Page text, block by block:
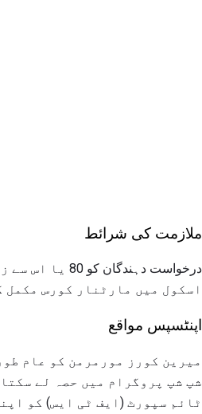
ملازمت کی شرائط
درخواست
اسکول میں مارٹنار کورس مکمل
اپنٹسپس مواقع
میرین کورز مورمرمن کو عام
شپ شپ پروگرام میں حصہ لے
ٹائم سپورٹ (ایف ٹی ایس) کو